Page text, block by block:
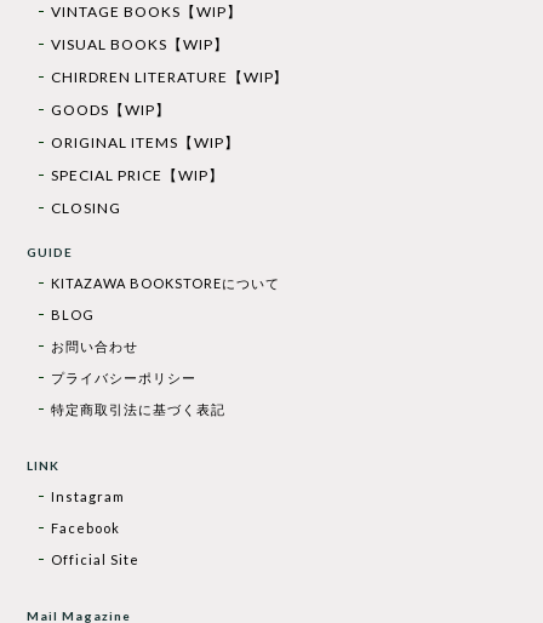
VINTAGE BOOKS【WIP】
VISUAL BOOKS【WIP】
CHIRDREN LITERATURE【WIP】
GOODS【WIP】
ORIGINAL ITEMS【WIP】
SPECIAL PRICE【WIP】
CLOSING
GUIDE
KITAZAWA BOOKSTOREについて
BLOG
お問い合わせ
プライバシーポリシー
特定商取引法に基づく表記
LINK
Instagram
Facebook
Official Site
Mail Magazine